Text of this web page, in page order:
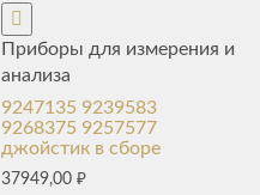
Приборы для измерения и
анализа
9247135 9239583
9268375 9257577
джойстик в сборе
37949,00₽